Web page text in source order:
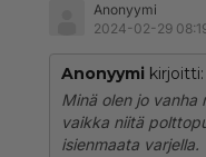
Anonyymi
2024-02-29
Anonyymi kirjoitti:
Minä olen jo vanha
vaikka niitä
isienmaata varjella.